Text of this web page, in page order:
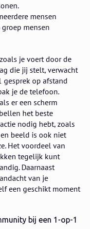
mensen
mensen
je voert door de
die jij stelt, verwacht
gesprek op afstand
je de telefoon.
er een scherm
het beste
nodig hebt, zoals
beeld is ook niet
Het voordeel van
tegelijk kunt
Daarnaast
van je
een geschikt moment
bij een 1-op-1